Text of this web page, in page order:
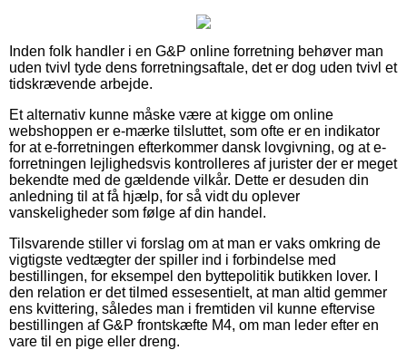
Inden folk handler i en G&P online forretning behøver man
uden tvivl tyde dens forretningsaftale, det er dog uden tvivl et
tidskrævende arbejde.
Et alternativ kunne måske være at kigge om online
webshoppen er e-mærke tilsluttet, som ofte er en indikator
for at e-forretningen efterkommer dansk lovgivning, og at e-
forretningen lejlighedsvis kontrolleres af jurister der er meget
bekendte med de gældende vilkår. Dette er desuden din
anledning til at få hjælp, for så vidt du oplever
vanskeligheder som følge af din handel.
Tilsvarende stiller vi forslag om at man er vaks omkring de
vigtigste vedtægter der spiller ind i forbindelse med
bestillingen, for eksempel den byttepolitik butikken lover. I
den relation er det tilmed essesentielt, at man altid gemmer
ens kvittering, således man i fremtiden vil kunne eftervise
bestillingen af G&P frontskæfte M4, om man leder efter en
vare til en pige eller dreng.